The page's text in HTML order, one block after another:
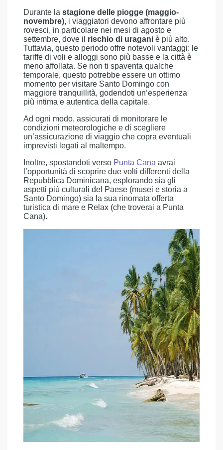
Durante la stagione delle piogge (maggio-
novembre), i viaggiatori devono affrontare più
rovesci, in particolare nei mesi di agosto e
settembre, dove il rischio di uragani è più alto.
Tuttavia, questo periodo offre notevoli vantaggi: le
tariffe di voli e alloggi sono più basse e la città è
meno affollata. Se non ti spaventa qualche
temporale, questo potrebbe essere un ottimo
momento per visitare Santo Domingo con
maggiore tranquillità, godendoti un’esperienza
più intima e autentica della capitale.
Ad ogni modo, assicurati di monitorare le
condizioni meteorologiche e di scegliere
un’assicurazione di viaggio che copra eventuali
imprevisti legati al maltempo.
Inoltre, spostandoti verso Punta Cana avrai
l’opportunità di scoprire due volti differenti della
Repubblica Dominicana, esplorando sia gli
aspetti più culturali del Paese (musei e storia a
Santo Domingo) sia la sua rinomata offerta
turistica di mare e Relax (che troverai a Punta
Cana).